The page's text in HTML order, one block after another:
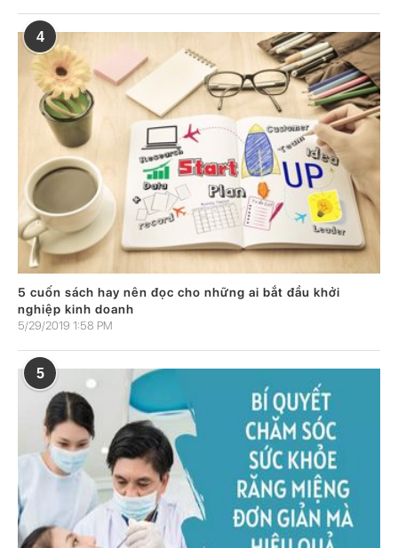
4
5 cuốn sách hay nên đọc cho những ai bắt đầu khởi
nghiệp kinh doanh
5/29/2019 1:58 PM
5